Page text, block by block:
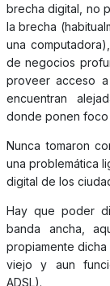
brecha digital, no
la brecha
una
de negocios
proveer acceso
encuentran
donde ponen foco
Nunca tomaron
una problemática
digital de los
Hay que poder
banda ancha,
propiamente
viejo y aun
ADSL).